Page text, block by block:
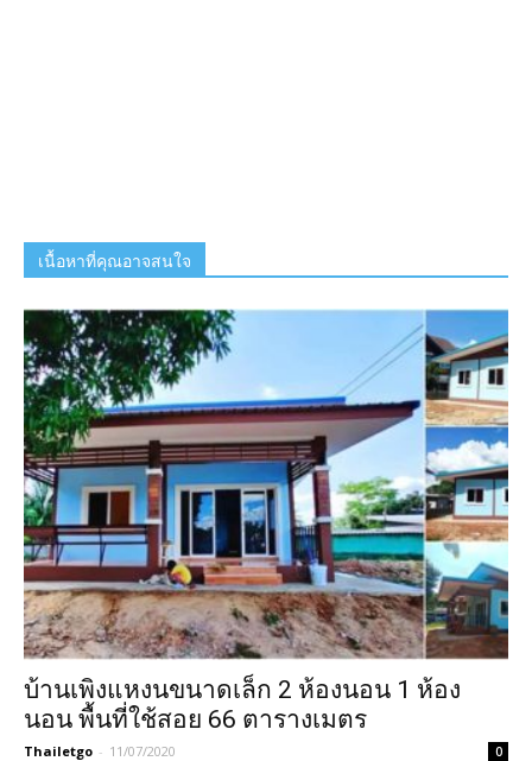
เนื้อหาที่คุณอาจสนใจ
บ้านเพิงแหงนขนาดเล็ก 2 ห้องนอน 1 ห้อง
นอน พื้นที่ใช้สอย 66 ตารางเมตร
Thailetgo - 11/07/2020 0